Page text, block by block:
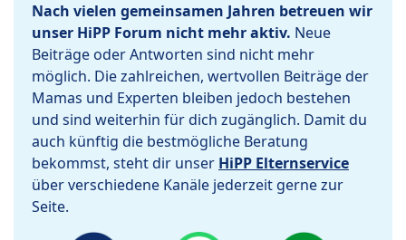
Nach vielen gemeinsamen Jahren betreuen wir
unser HiPP Forum nicht mehr aktiv. Neue
Beiträge oder Antworten sind nicht mehr
möglich. Die zahlreichen, wertvollen Beiträge der
Mamas und Experten bleiben jedoch bestehen
und sind weiterhin für dich zugänglich. Damit du
auch künftig die bestmögliche Beratung
bekommst, steht dir unser HiPP Elternservice
über verschiedene Kanäle jederzeit gerne zur
Seite.